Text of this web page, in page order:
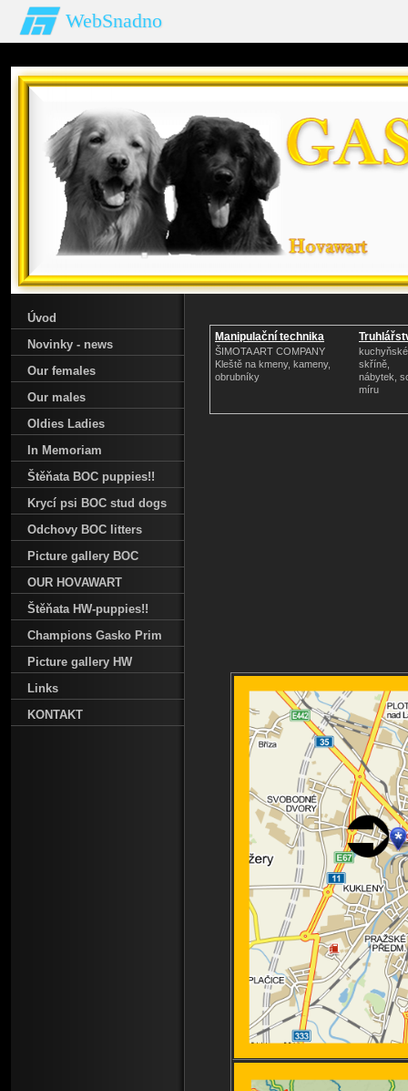
WebSnadno
Manipulační technika
ŠIMOTA ART COMPANY
Kleště na kmeny, kameny,
obrubníky
skříně,
nábytek,
míru
Úvod
Novinky - news
Our females
Our males
Oldies Ladies
In Memoriam
Štěňata BOC puppies!!
Krycí psi BOC stud dogs
Odchovy BOC litters
Picture gallery BOC
OUR HOVAWART
Štěňata HW-puppies!!
Champions Gasko Prim
Picture gallery HW
Links
KONTAKT